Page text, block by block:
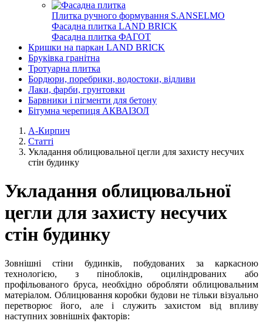
Плитка ручного формування S.ANSELMO
Фасадна плитка LAND BRICK
Фасадна плитка ФАГОТ
Кришки на паркан LAND BRICK
Бруківка гранітна
Тротуарна плитка
Бордюри, поребрики, водостоки, відливи
Лаки, фарби, грунтовки
Барвники і пігменти для бетону
Бітумна черепиця АКВАІЗОЛ
А-Кирпич
Статті
Укладання облицювальної цегли для захисту несучих
стін будинку
Укладання облицювальної
цегли для захисту несучих
стін будинку
Зовнішні стіни будинків, побудованих за каркасною
технологією, з піноблоків, оциліндрованих або
профільованого бруса, необхідно обробляти облицювальним
матеріалом. Облицювання коробки будови не тільки візуально
перетворює його, але і служить захистом від впливу
наступних зовнішніх факторів: